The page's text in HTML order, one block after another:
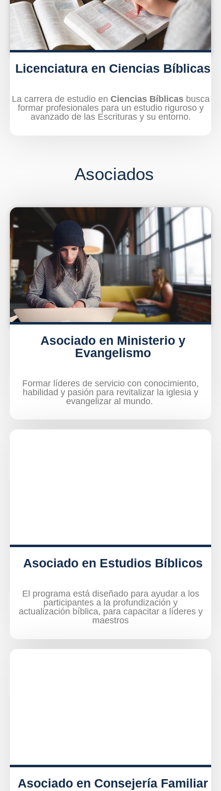
Licenciatura en Ciencias Bíblicas
La carrera de estudio en Ciencias Bíblicasbusca
formar profesionales para un estudio riguroso y
avanzado de las Escrituras y su entorno.
Asociados
Asociado en Ministerio y
Evangelismo
Formar líderes de servicio con conocimiento,
habilidad y pasión para revitalizar la iglesia y
evangelizar al mundo.
Asociado en Estudios Bíblicos
El programa está diseñado para ayudar a los
participantes a la profundización y
actualización bíblica, para capacitar a líderes y
maestros
Asociado en Consejería Familiar